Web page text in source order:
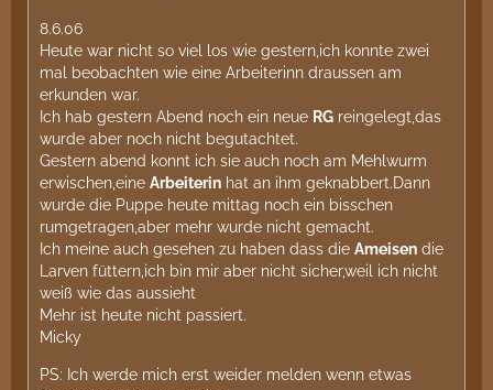
8.6.06
Heute war nicht so viel los wie gestern,ich konnte zwei
mal beobachten wie eine Arbeiterinn draussen am
erkunden war.
Ich hab gestern Abend noch ein neue RG reingelegt,das
wurde aber noch nicht begutachtet.
Gestern abend konnt ich sie auch noch am Mehlwurm
erwischen,eine Arbeiterin hat an ihm geknabbert.Dann
wurde die Puppe heute mittag noch ein bisschen
rumgetragen,aber mehr wurde nicht gemacht.
Ich meine auch gesehen zu haben dass die Ameisen die
Larven füttern,ich bin mir aber nicht sicher,weil ich nicht
weiß wie das aussieht
Mehr ist heute nicht passiert.
Micky
PS: Ich werde mich erst weider melden wenn etwas